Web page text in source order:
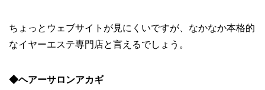
ちょっとウェブサイトが見にくいですが、なかなか本格的
なイヤーエステ専門店と言えるでしょう。
◆ヘアーサロンアカギ